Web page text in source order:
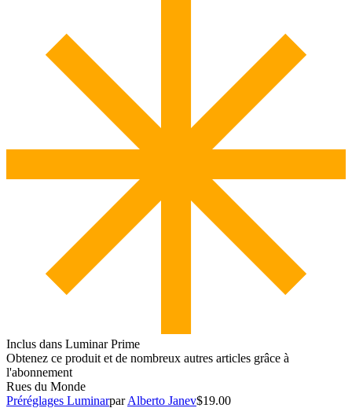
Inclus dans Luminar Prime
Obtenez ce produit et de nombreux autres articles grâce à
l'abonnement
Rues du Monde
Préréglages Luminarpar Alberto Janev$19.00